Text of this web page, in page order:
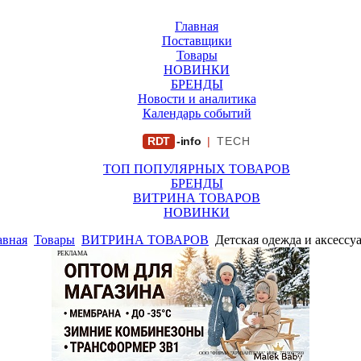
Главная
Поставщики
Товары
НОВИНКИ
БРЕНДЫ
Новости и аналитика
Календарь событий
RDT -info | TECH
ТОП ПОПУЛЯРНЫХ ТОВАРОВ
БРЕНДЫ
ВИТРИНА ТОВАРОВ
НОВИНКИ
Товары ВИТРИНА ТОВАРОВ Детская одежда и
РЕКЛАМА
ООО "ФИРМА "ХРИЗАНТЕМА" ИНН: 7719007569